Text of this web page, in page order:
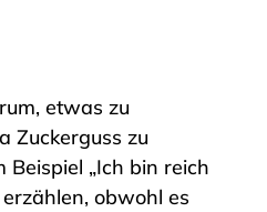
etwas zu
Zuckerguss zu
„Ich bin reich
obwohl es